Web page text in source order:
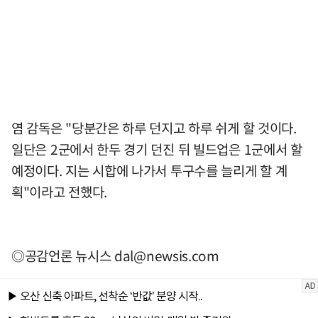
염 감독은 "당분간은 하루 던지고 하루 쉬게 할 것이다.
일단은 2군에서 한두 경기 던진 뒤 빌드업은 1군에서 할
예정이다. 지는 시합에 나가서 투구수를 늘리게 할 계
획"이라고 전했다.
◎공감언론 뉴시스dal@newsis.com